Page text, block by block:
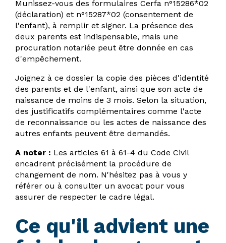
Munissez-vous des formulaires Cerfa n°15286*02
(déclaration) et n°15287*02 (consentement de
l'enfant), à remplir et signer. La présence des
deux parents est indispensable, mais une
procuration notariée peut être donnée en cas
d'empêchement.
Joignez à ce dossier la copie des pièces d'identité
des parents et de l'enfant, ainsi que son acte de
naissance de moins de 3 mois. Selon la situation,
des justificatifs complémentaires comme l'acte
de reconnaissance ou les actes de naissance des
autres enfants peuvent être demandés.
A noter : Les articles 61 à 61-4 du Code Civil
encadrent précisément la procédure de
changement de nom. N'hésitez pas à vous y
référer ou à consulter un avocat pour vous
assurer de respecter le cadre légal.
Ce qu'il advient une